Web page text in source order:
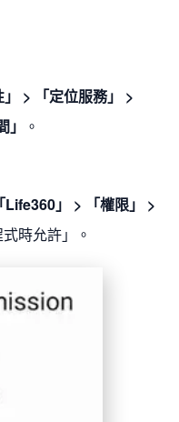
」 > 「定位服務」 >
」
。
Life360」 > 「權限」 >
時允許」。